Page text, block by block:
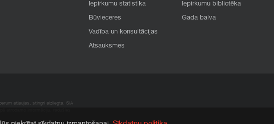
Iepirkumu statistika
Būvieceres
Vadība un konsultācijas
Atsauksmes
Iepirkumu bibliotēka
Gada balva
atļaujas, stingri aizliegta. SIA